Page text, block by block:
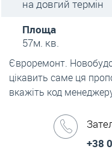
на довгий термін
Площа
57м. кв.
Євроремонт.
цікавить саме ця
вкажіть код
+38